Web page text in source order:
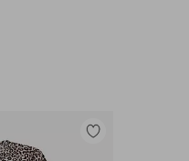
Toevoegen